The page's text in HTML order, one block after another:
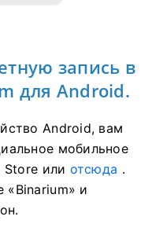
запись в
для Android.
Android, вам
мобильное
Store или отсюда .
«Binarium» и